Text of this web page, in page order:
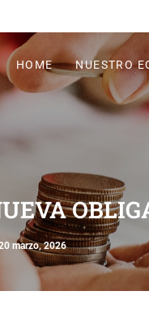
HOME NUESTRO
marzo, 2026